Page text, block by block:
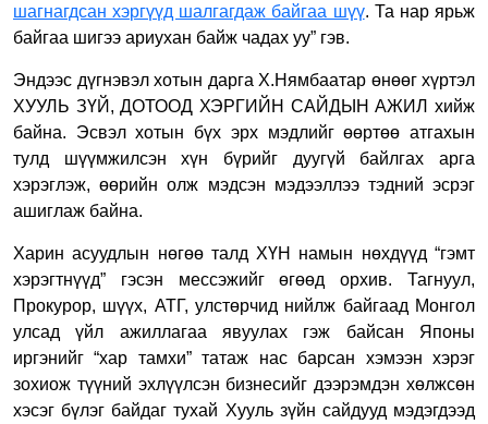
шагнагдсан хэргүүд шалгагдаж байгаа шүү. Та нар ярьж
байгаа шигээ ариухан байж чадах уу” гэв.
Эндээс дүгнэвэл хотын дарга Х.Нямбаатар өнөөг хүртэл
ХУУЛЬ ЗҮЙ, ДОТООД ХЭРГИЙН САЙДЫН АЖИЛ хийж
байна. Эсвэл хотын бүх эрх мэдлийг өөртөө атгахын
тулд шүүмжилсэн хүн бүрийг дуугүй байлгах арга
хэрэглэж, өөрийн олж мэдсэн мэдээллээ тэдний эсрэг
ашиглаж байна.
Харин асуудлын нөгөө талд ХҮН намын нөхдүүд “гэмт
хэрэгтнүүд” гэсэн мессэжийг өгөөд орхив. Тагнуул,
Прокурор, шүүх, АТГ, улстөрчид нийлж байгаад Монгол
улсад үйл ажиллагаа явуулах гэж байсан Японы
иргэнийг “хар тамхи” татаж нас барсан хэмээн хэрэг
зохиож түүний эхлүүлсэн бизнесийг дээрэмдэн хөлжсөн
хэсэг бүлэг байдаг тухай Хууль зүйн сайдууд мэдэгдээд